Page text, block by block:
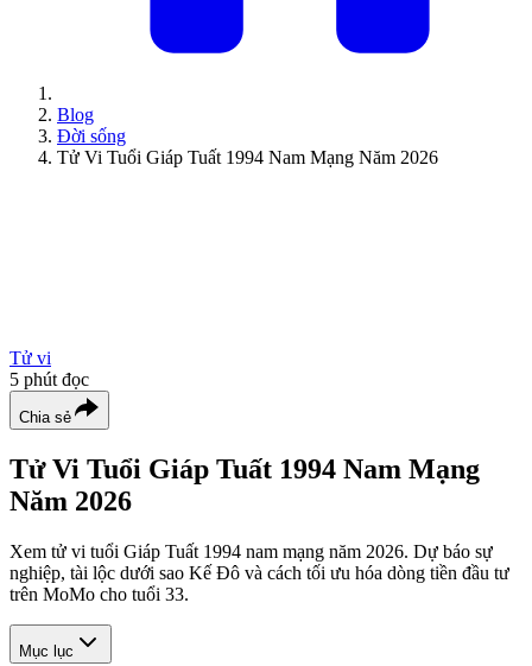
Blog
Đời sống
Tử Vi Tuổi Giáp Tuất 1994 Nam Mạng Năm 2026
Tử vi
5 phút đọc
Chia sẻ
Tử Vi Tuổi Giáp Tuất 1994 Nam Mạng
Năm 2026
Xem tử vi tuổi Giáp Tuất 1994 nam mạng năm 2026. Dự báo sự
nghiệp, tài lộc dưới sao Kế Đô và cách tối ưu hóa dòng tiền đầu tư
trên MoMo cho tuổi 33.
Mục lục